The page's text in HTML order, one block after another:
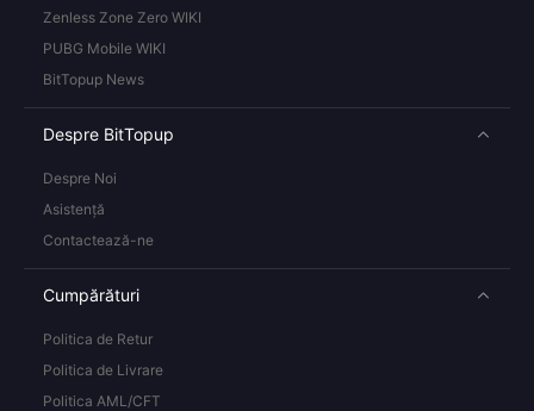
Zenless Zone Zero WIKI
PUBG Mobile WIKI
BitTopup News
Despre BitTopup
Despre Noi
Asistență
Contactează-ne
Cumpărături
Politica de Retur
Politica de Livrare
Politica AML/CFT